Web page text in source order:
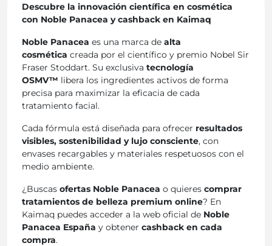
Descubre la innovación científica en cosmética
con Noble Panacea y cashback en Kaimaq
Noble Panacea es una marca de alta
cosmética creada por el científico y premio Nobel Sir
Fraser Stoddart. Su exclusiva tecnología
OSMV™ libera los ingredientes activos de forma
precisa para maximizar la eficacia de cada
tratamiento facial.
Cada fórmula está diseñada para ofrecer resultados
visibles, sostenibilidad y lujo consciente, con
envases recargables y materiales respetuosos con el
medio ambiente.
¿Buscas ofertas Noble Panacea o quieres comprar
tratamientos de belleza premium online? En
Kaimaq puedes acceder a la web oficial de Noble
Panacea España y obtener cashback en cada
compra.